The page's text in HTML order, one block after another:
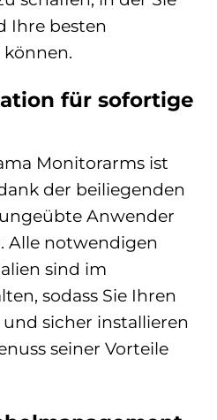
Ihre besten
für sofortige
Monitorarms ist
der beiliegenden
Anwender
Alle notwendigen
sind im
sodass Sie Ihren
sicher installieren
seiner Vorteile